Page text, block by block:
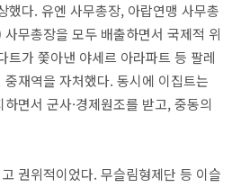
했다. 유엔 사무총장, 아랍연맹 사무총
무총장을 모두 배출하면서 국제적 위
트가 쫓아낸 야세르 아라파트 등 팔레
재역을 자처했다. 동시에 이집트는
면서 군사·경제원조를 받고, 중동의
권위적이었다. 무슬림형제단 등 이슬